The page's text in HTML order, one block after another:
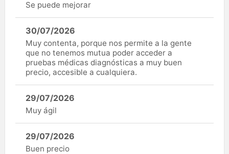
Se puede mejorar
30/07/2026
Muy contenta, porque nos permite a la gente
que no tenemos mutua poder acceder a
pruebas médicas diagnósticas a muy buen
precio, accesible a cualquiera.
29/07/2026
Muy ágil
29/07/2026
Buen precio